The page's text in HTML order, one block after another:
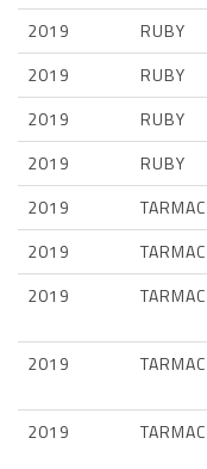
2019
RUBY
2019
RUBY
2019
RUBY
2019
RUBY
2019
TARMAC
2019
TARMAC
2019
TARMAC
2019
TARMAC
2019
TARMAC